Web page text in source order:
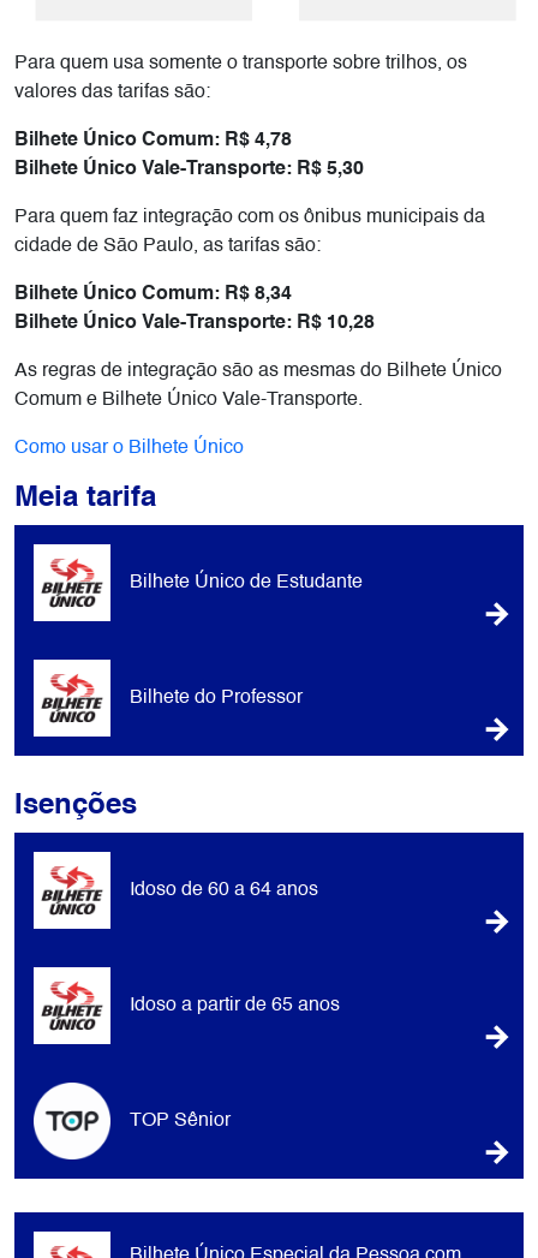
Para quem usa somente o transporte sobre trilhos, os
valores das tarifas são:
Bilhete Único Comum: R$ 4,78
Bilhete Único Vale-Transporte: R$ 5,30
Para quem faz integração com os ônibus municipais da
cidade de São Paulo, as tarifas são:
Bilhete Único Comum: R$ 8,34
Bilhete Único Vale-Transporte: R$ 10,28
As regras de integração são as mesmas do Bilhete Único
Comum e Bilhete Único Vale-Transporte.
Como usar o Bilhete Único
Meia tarifa
Bilhete Único de Estudante
Bilhete do Professor
Isenções
Idoso de 60 a 64 anos
Idoso a partir de 65 anos
TOP Sênior